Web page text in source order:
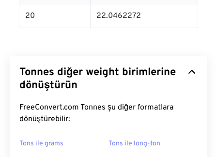
20 22.0462272
Tonnes diğer weight birimlerine
dönüştürün
FreeConvert.com Tonnes şu diğer formatlara
dönüştürebilir:
Tons ile grams Tons ile long-ton